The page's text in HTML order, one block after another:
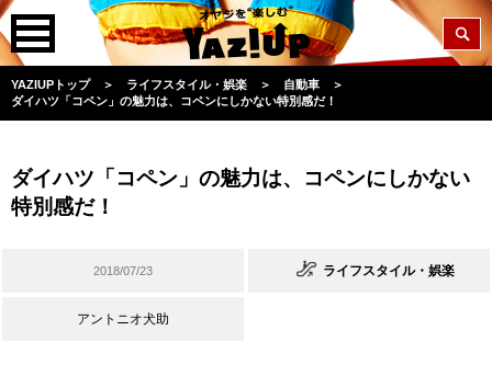
YAZIUPトップ ＞ ライフスタイル・娯楽 ＞ 自動車
＞
ダイハツ「コペン」の魅力は、コペンにしかない特別感だ！
ダイハツ「コペン」の魅力は、コペンにしかない
特別感だ！
2018/07/23 ライフスタイル・娯楽
アントニオ犬助